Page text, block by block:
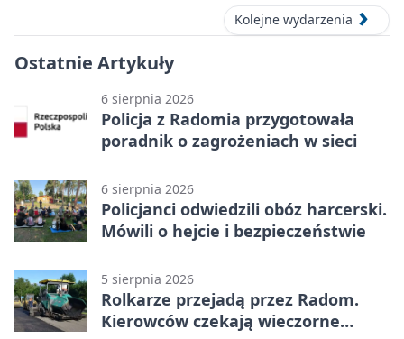
Kolejne wydarzenia
Ostatnie Artykuły
6 sierpnia 2026
Policja z Radomia przygotowała
poradnik o zagrożeniach w sieci
6 sierpnia 2026
Policjanci odwiedzili obóz harcerski.
Mówili o hejcie i bezpieczeństwie
5 sierpnia 2026
Rolkarze przejadą przez Radom.
Kierowców czekają wieczorne